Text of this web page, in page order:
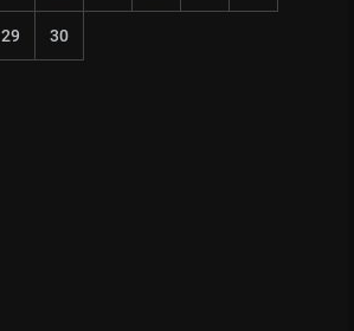
29 30